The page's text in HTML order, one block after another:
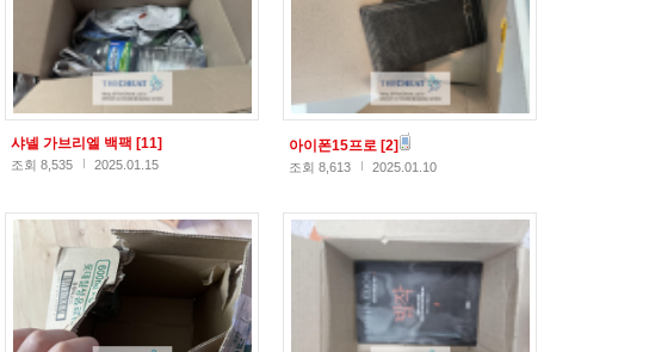
샤넬 가브리엘 백팩 [11]
조회 8,535 2025.01.15
아이폰15프로 [2]
조회 8,613 2025.01.10